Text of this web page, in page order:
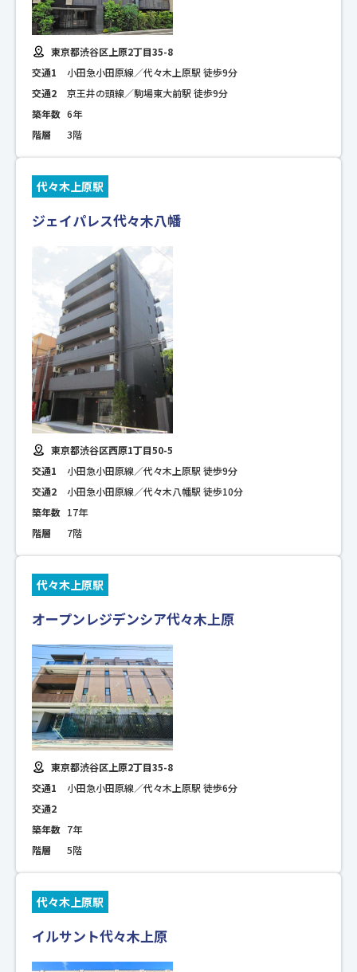
東京都渋谷区上原2丁目35-8
交通1
小田急小田原線／代々木上原駅 徒歩9分
交通2
京王井の頭線／駒場東大前駅 徒歩9分
築年数 6年
階層
3階
代々木上原駅
ジェイパレス代々木八幡
東京都渋谷区西原1丁目50-5
交通1
小田急小田原線／代々木上原駅 徒歩9分
交通2
小田急小田原線／代々木八幡駅 徒歩10分
築年数 17年
階層
7階
代々木上原駅
オープンレジデンシア代々木上原
東京都渋谷区上原2丁目35-8
交通1
小田急小田原線／代々木上原駅 徒歩6分
交通2
築年数 7年
階層
5階
代々木上原駅
イルサント代々木上原